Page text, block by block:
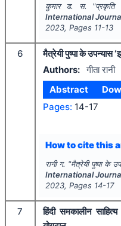
कुमार ड. स. "प्रकृति
International
2023, Pages 11-13
6
मैत्रेयी पुष्पा के उपन्यास
Authors: गीता रानी
Abstract
Pages: 14-17
How to cite this
रानी ग. "मैत्रेयी पुष्पा के
International
2023, Pages 14-17
7
हिंदी समकालीन